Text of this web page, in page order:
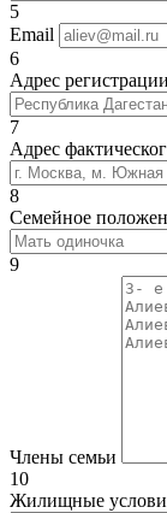
5
Email
6
Адрес
7
Адрес
8
Семейное
9
Члены семьи
10
Жилищные